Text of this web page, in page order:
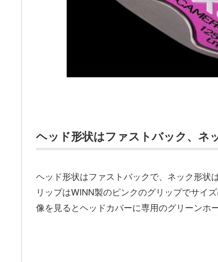
ヘッド形状はファストバック、ネ
ヘッド形状はファストバックで、ネック形状
リップはWINN製のピンクのグリップでサイ
像を見るとヘッドカバーに専用のグリーンホ